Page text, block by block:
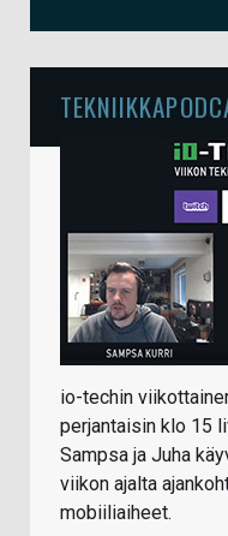
io-techin
perjantaisin klo 15
Sampsa ja Juha
viikon ajalta
mobiiliaiheet.